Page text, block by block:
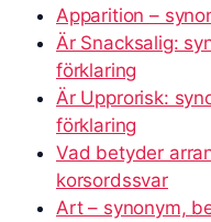
Apparition –
Är Snacksalig:
förklaring
Är Upprorisk:
förklaring
Vad betyder
korsordssvar
Art – synonym,